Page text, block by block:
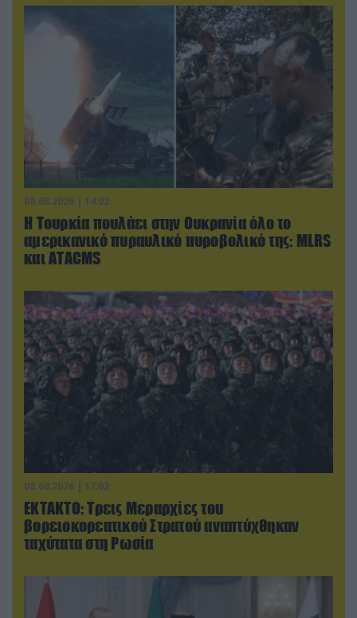
08.08.2026 | 14:02
Η Τουρκία πουλάει στην Ουκρανία όλο το
αμερικανικό πυραυλικό πυροβολικό της: MLRS
και ΑΤΑCMS
08.08.2026 | 17:02
ΕΚΤΑΚΤΟ: Τρεις Μεραρχίες του
βορειοκορεατικού Στρατού αναπτύχθηκαν
ταχύτατα στη Ρωσία